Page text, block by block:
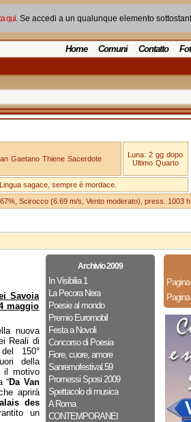
qui. Se accedi a un qualunque elemento
Home Comuni Contatto
Gaetano Thiene Sacerdote
Luna: 2 gg dopo
Ultimo Quarto
Lingua sagace, sempre è mordace.
Scirocco (6.69 m/s, Vento moderato), press. 1003
Archivio 2009
In Visibilia 1
La Pecora Nera
Poesie al mondo
Premio Euromobil
Festa a Novoli
Concorso di Poesia
Fiore, cuore, amore
Sanremofestival.59
Promessi Sposi 2009
Spettacolo di musica
A Roma
CONTEMPORANEI
Savoia
maggio
nuova
Reali di
150°
della
il motivo
“Da Van
aprirà
des
un